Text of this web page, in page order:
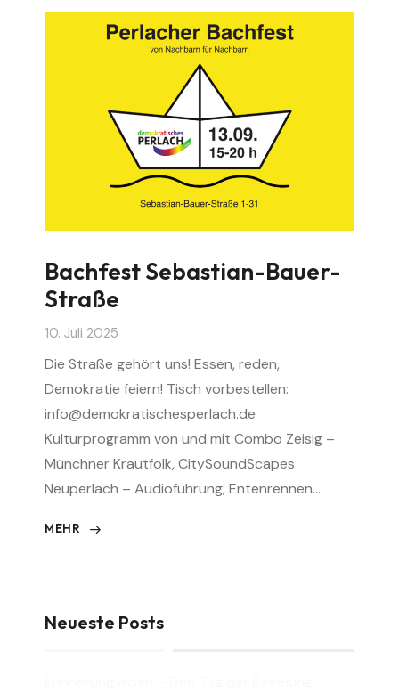
Bachfest Sebastian-Bauer-
Straße
10. Juli 2025
Die Straße gehört uns! Essen, reden,
Demokratie feiern! Tisch vorbestellen:
info@demokratischesperlach.de
Kulturprogramm von und mit Combo Zeisig –
Münchner Krautfolk, CitySoundScapes
Neuperlach – Audioführung, Entenrennen…
MEHR
Neueste Posts